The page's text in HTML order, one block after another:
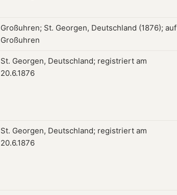
Großuhren; St. Georgen, Deutschland (1876); auf
Großuhren
St. Georgen, Deutschland; registriert am
20.6.1876
St. Georgen, Deutschland; registriert am
20.6.1876